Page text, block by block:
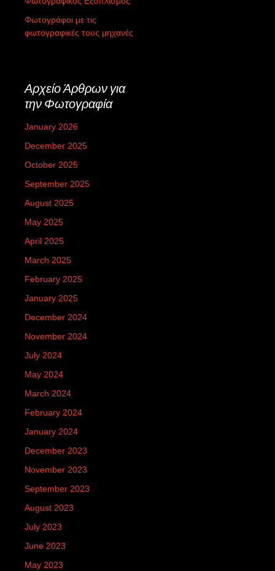
Φωτογράφοι με τις
φωτογραφικές τους μηχανές
Αρχείο Άρθρων για
την Φωτογραφία
January 2026
December 2025
October 2025
September 2025
August 2025
May 2025
April 2025
March 2025
February 2025
January 2025
December 2024
November 2024
July 2024
May 2024
March 2024
February 2024
January 2024
December 2023
November 2023
September 2023
August 2023
July 2023
June 2023
May 2023